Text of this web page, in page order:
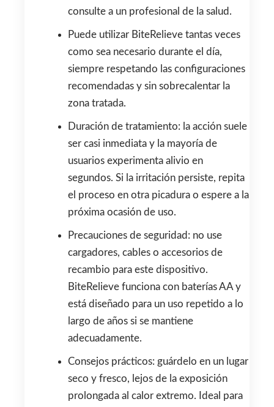
consulte a un profesional de la salud.
Puede utilizar BiteRelieve tantas veces
como sea necesario durante el día,
siempre respetando las configuraciones
recomendadas y sin sobrecalentar la
zona tratada.
Duración de tratamiento: la acción suele
ser casi inmediata y la mayoría de
usuarios experimenta alivio en
segundos. Si la irritación persiste, repita
el proceso en otra picadura o espere a la
próxima ocasión de uso.
Precauciones de seguridad: no use
cargadores, cables o accesorios de
recambio para este dispositivo.
BiteRelieve funciona con baterías AA y
está diseñado para un uso repetido a lo
largo de años si se mantiene
adecuadamente.
Consejos prácticos: guárdelo en un lugar
seco y fresco, lejos de la exposición
prolongada al calor extremo. Ideal para